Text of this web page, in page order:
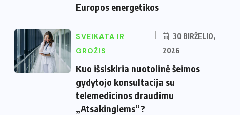
Europos energetikos
SVEIKATA IR
GROŽIS
30 BIRŽELIO,
2026
Kuo išsiskiria nuotolinė šeimos
gydytojo konsultacija su
telemedicinos draudimu
„Atsakingiems“?